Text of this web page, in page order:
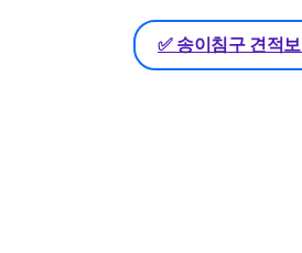
✅ 송이침구 견적